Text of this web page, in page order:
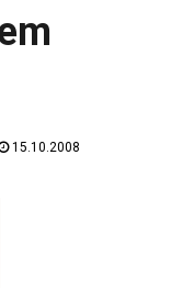
15.10.2008